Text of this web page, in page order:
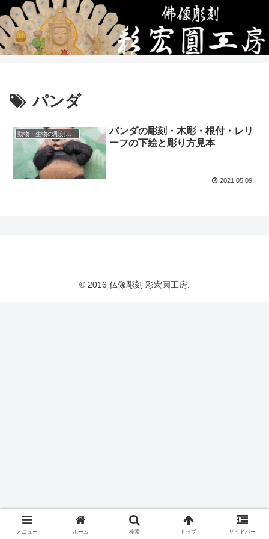
パンダ
動物・生物の彫刻・木彫・レリーフ・根付・彫刻の彫り方
パンダの彫刻・木彫・根付・レリ
ーフの下絵と彫り方見本
2021.05.09
© 2016 仏像彫刻 彩宏圓工房.
メニュー ホーム 検索 トップ サイドバー